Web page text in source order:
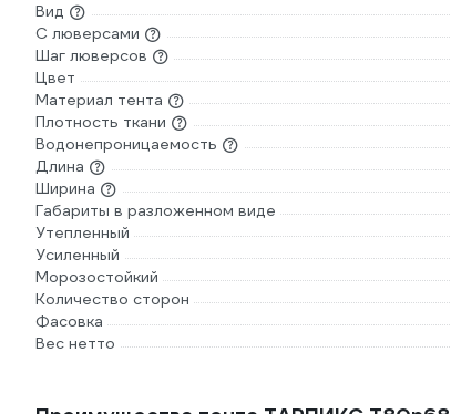
Вид
С люверсами
Шаг люверсов
Цвет
Материал тента
Плотность ткани
Водонепроницаемость
Длина
Ширина
Габариты в разложенном виде
Утепленный
Усиленный
Морозостойкий
Количество сторон
Фасовка
Вес нетто